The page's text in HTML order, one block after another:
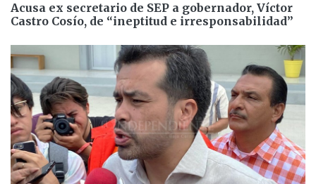
Acusa ex secretario de SEP a gobernador, Víctor
Castro Cosío, de “ineptitud e irresponsabilidad”